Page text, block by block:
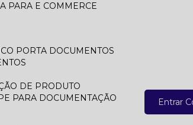
PARA E COMMERCE
PORTA DOCUMENTOS
DE PRODUTO
PARA DOCUMENTAÇÃO
Entrar